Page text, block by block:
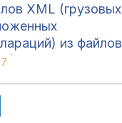
XML (грузовых
из файлов
(Альта софт,
+)